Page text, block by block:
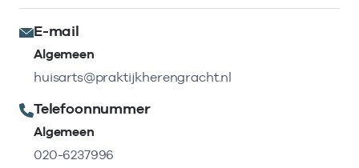
E-mail
Algemeen
huisarts@praktijkherengracht.nl
Telefoonnummer
Algemeen
020-6237996